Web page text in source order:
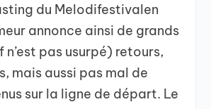
du Melodifestivalen
annonce ainsi de grands
pas usurpé) retours,
mais aussi pas mal de
sur la ligne de départ. Le